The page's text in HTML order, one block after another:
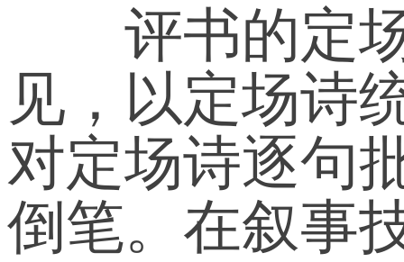
评书的定场
见，以定场诗
对定场诗逐句
倒笔。在叙事